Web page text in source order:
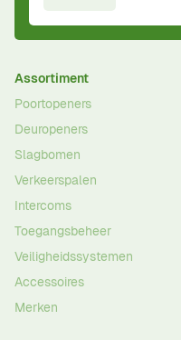
Assortiment
Poortopeners
Deuropeners
Slagbomen
Verkeerspalen
Intercoms
Toegangsbeheer
Veiligheidssystemen
Accessoires
Merken